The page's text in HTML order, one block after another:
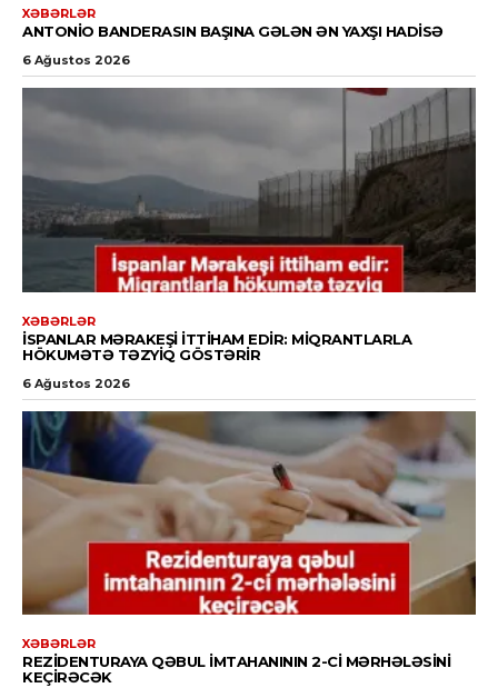
XƏBƏRLƏR
ANTONIO BANDERASIN BAŞINA GƏLƏN ƏN YAXŞI HADISƏ
6 Ağustos 2026
XƏBƏRLƏR
İSPANLAR MƏRAKEŞI ITTIHAM EDIR: MIQRANTLARLA
HÖKUMƏTƏ TƏZYIQ GÖSTƏRIR
6 Ağustos 2026
XƏBƏRLƏR
REZIDENTURAYA QƏBUL IMTAHANININ 2-CI MƏRHƏLƏSINI
KEÇIRƏCƏK